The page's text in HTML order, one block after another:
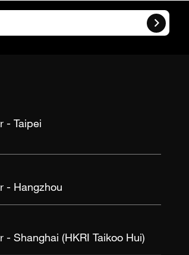
Taipei
Hangzhou
Shanghai (HKRI Taikoo Hui)